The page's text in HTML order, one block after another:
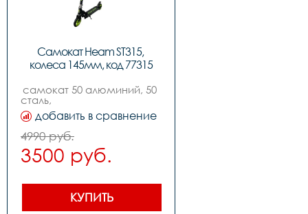
Самокат Heam ST315,
колеса 145мм, код 77315
самокат 50 алюминий, 50
сталь,
,цвет: blackgreen,
,колеса: 145mm pu,
,подшипники: abec-7,
,вес: 2.4kg, ,нагрузка макс:
80kg
добавить в сравнение
4990 руб.
3500 руб.
КУПИТЬ